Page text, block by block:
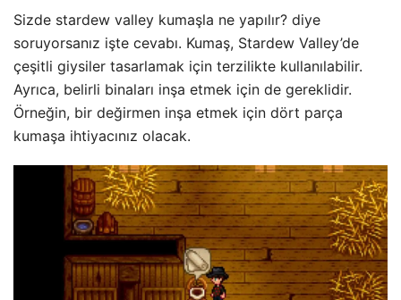
Sizde stardew valley kumaşla ne yapılır? diye
soruyorsanız işte cevabı. Kumaş, Stardew Valley’de
çeşitli giysiler tasarlamak için terzilikte kullanılabilir.
Ayrıca, belirli binaları inşa etmek için de gereklidir.
Örneğin, bir değirmen inşa etmek için dört parça
kumaşa ihtiyacınız olacak.